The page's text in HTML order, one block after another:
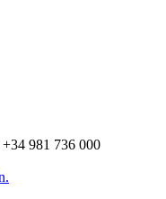
+34 981 736 000